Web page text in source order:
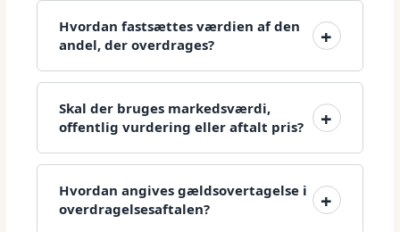
Hvordan fastsættes værdien af den
andel, der overdrages?
Skal der bruges markedsværdi,
offentlig vurdering eller aftalt pris?
Hvordan angives gældsovertagelse i
overdragelsesaftalen?